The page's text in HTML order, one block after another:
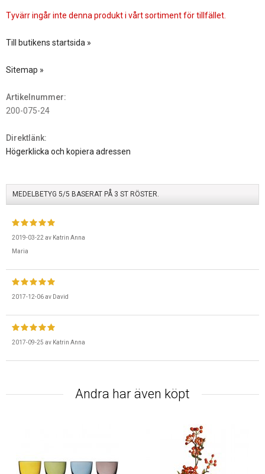
Tyvärr ingår inte denna produkt i vårt sortiment för tillfället.
Till butikens startsida »
Sitemap »
Artikelnummer:
200-075-24
Direktlänk:
Högerklicka och kopiera adressen
MEDELBETYG 5/5 BASERAT PÅ 3 ST RÖSTER.
2019-03-22 av Katrin Anna
Maria
2017-12-06av David
2017-09-25 av Katrin Anna
Andra har även köpt